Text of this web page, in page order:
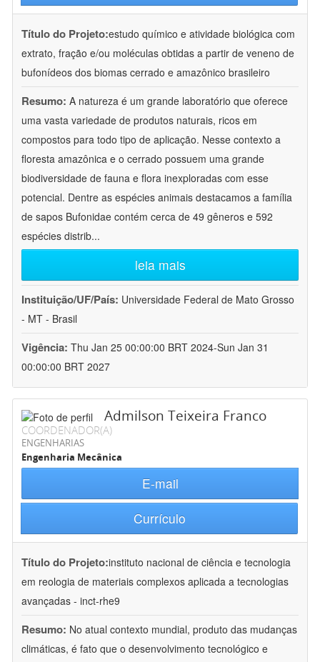
Título do Projeto:estudo químico e atividade biológica com
extrato, fração e/ou moléculas obtidas a partir de veneno de
bufonídeos dos biomas cerrado e amazônico brasileiro
Resumo: A natureza é um grande laboratório que oferece
uma vasta variedade de produtos naturais, ricos em
compostos para todo tipo de aplicação. Nesse contexto a
floresta amazônica e o cerrado possuem uma grande
biodiversidade de fauna e flora inexploradas com esse
potencial. Dentre as espécies animais destacamos a família
de sapos Bufonidae contém cerca de 49 gêneros e 592
espécies distrib...
leia mais
Instituição/UF/País: Universidade Federal de Mato Grosso
- MT - Brasil
Vigência: Thu Jan 25 00:00:00 BRT 2024-Sun Jan 31
00:00:00 BRT 2027
Admilson Teixeira Franco
COORDENADOR(A)
ENGENHARIAS
Engenharia Mecânica
E-mail
Currículo
Título do Projeto:instituto nacional de ciência e tecnologia
em reologia de materiais complexos aplicada a tecnologias
avançadas - inct-rhe9
Resumo: No atual contexto mundial, produto das mudanças
climáticas, é fato que o desenvolvimento tecnológico e